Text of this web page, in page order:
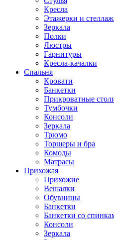
Кресла
Этажерки и
Зеркала
Полки
Люстры
Гарнитуры
Кресла-качалки
Спальня
Кровати
Банкетки
Прикроватные
Тумбочки
Консоли
Зеркала
Трюмо
Торшеры и бра
Комоды
Матрасы
Прихожая
Прихожие
Вешалки
Обувницы
Банкетки
Банкетки со
Консоли
Зеркала